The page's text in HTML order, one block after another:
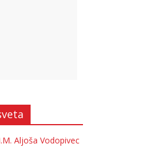
Aljoša Vodopivec